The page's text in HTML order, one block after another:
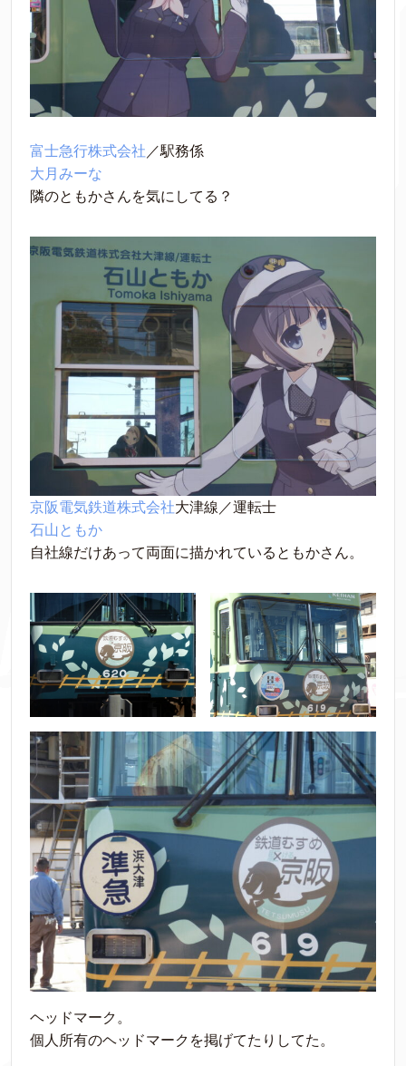
富士急行株式会社 ／駅務係
大月みーな
隣のともかさんを気にしてる？
京阪電気鉄道株式会社大津線／運転士
石山ともか
自社線だけあって両面に描かれているともかさん。
ヘッドマーク。
個人所有のヘッドマークを掲げてたりしてた。